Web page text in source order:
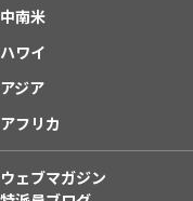
中南米
ハワイ
アジア
アフリカ
ウェブマガジン